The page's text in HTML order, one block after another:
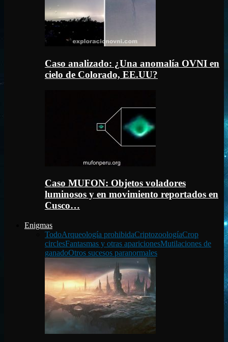
Caso analizado: ¿Una anomalía OVNI en
cielo de Colorado, EE.UU?
Caso MUFON: Objetos voladores
luminosos y en movimiento reportados en
Cusco…
Enigmas
TodoArqueología prohibidaCriptozoologíaCrop
circlesFantasmas y otras aparicionesMutilaciones de
ganadoOtros sucesos paranormales